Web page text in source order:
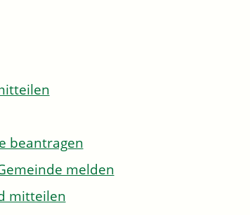
beantragen
melden
mitteilen